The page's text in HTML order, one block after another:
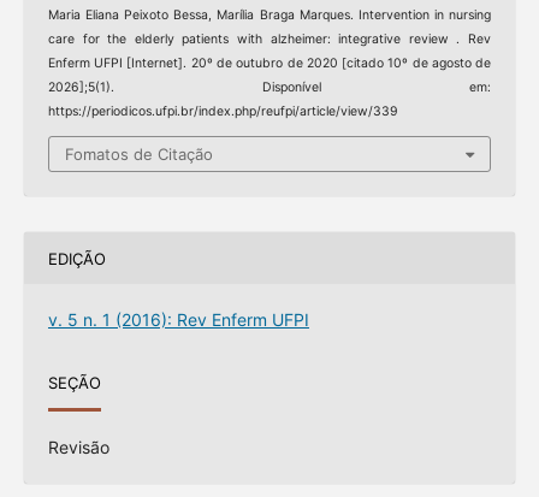
Maria Eliana Peixoto Bessa, Marília Braga Marques. Intervention in nursing
care for the elderly patients with alzheimer: integrative review . Rev
Enferm UFPI [Internet]. 20º de outubro de 2020 [citado 10º de agosto de
2026];5(1). Disponível em:
https://periodicos.ufpi.br/index.php/reufpi/article/view/339
Fomatos de Citação
EDIÇÃO
v. 5 n. 1 (2016): Rev Enferm UFPI
SEÇÃO
Revisão